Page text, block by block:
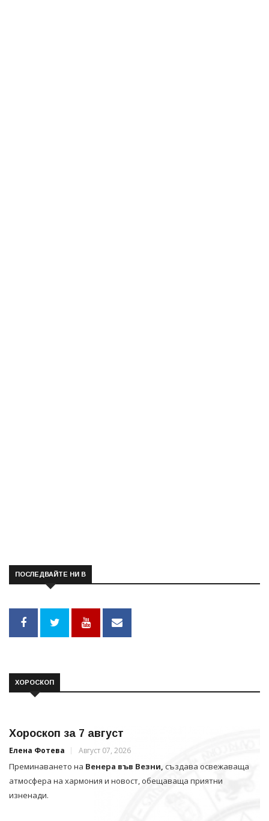
ПОСЛЕДВАЙТЕ НИ В
ХОРОСКОП
Хороскоп за 7 август
Елена Фотева Август 07, 2026
Преминаването на Венера във Везни, създава освежаваща
атмосфера на хармония и новост, обещаваща приятни
изненади.